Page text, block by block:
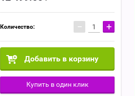
Количество: − +
Добавить в корзину
Купить в один клик